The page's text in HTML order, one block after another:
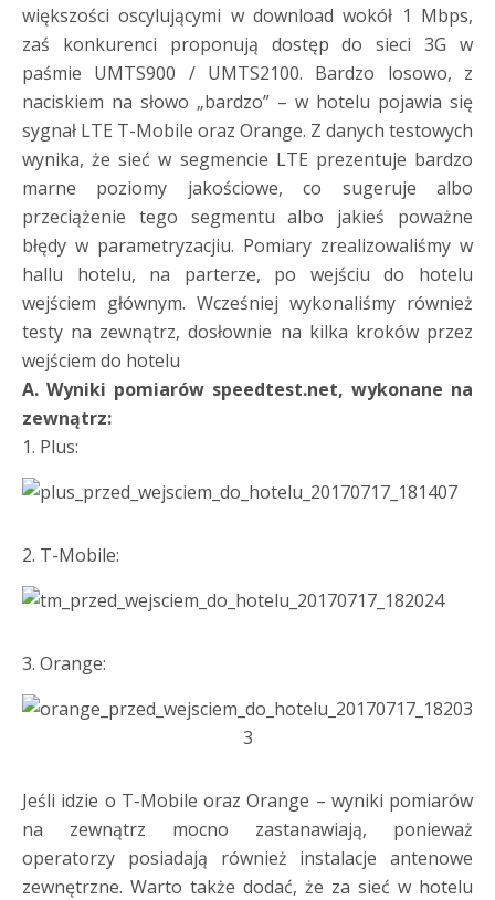
większości oscylującymi w download wokół 1 Mbps,
zaś konkurenci proponują dostęp do sieci 3G w
paśmie UMTS900 / UMTS2100. Bardzo losowo, z
naciskiem na słowo „bardzo” – w hotelu pojawia się
sygnał LTE T-Mobile oraz Orange. Z danych testowych
wynika, że sieć w segmencie LTE prezentuje bardzo
marne poziomy jakościowe, co sugeruje albo
przeciążenie tego segmentu albo jakieś poważne
błędy w parametryzacjiu. Pomiary zrealizowaliśmy w
hallu hotelu, na parterze, po wejściu do hotelu
wejściem głównym. Wcześniej wykonaliśmy również
testy na zewnątrz, dosłownie na kilka kroków przez
wejściem do hotelu
A. Wyniki pomiarów speedtest.net, wykonane na
zewnątrz:
1. Plus:
2. T-Mobile:
3. Orange:
Jeśli idzie o T-Mobile oraz Orange – wyniki pomiarów
na zewnątrz mocno zastanawiają, ponieważ
operatorzy posiadają również instalacje antenowe
zewnętrzne. Warto także dodać, że za sieć w hotelu